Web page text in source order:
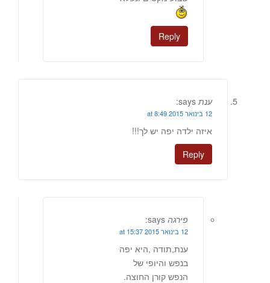
Reply
ענת says:
12 בינואר 2015 at 8:49
איזה ילדה יפה יש לך!!!
Reply
פירגה says:
12 בינואר 2015 at 15:37
ענת,תודה ,היא יפה
בנפש והיופי של
הנפש קורן החוצה.